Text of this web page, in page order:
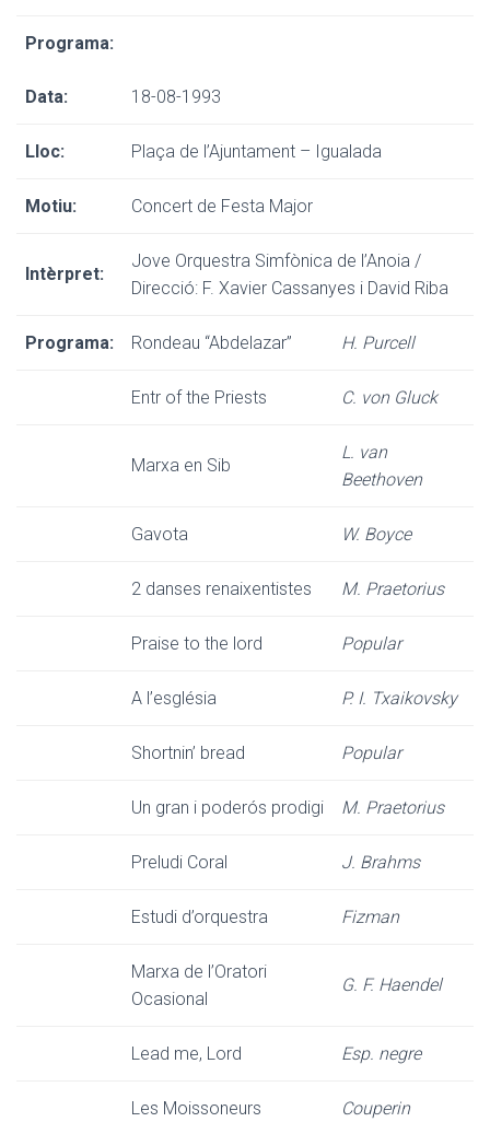
Programa:
Data: 18-08-1993
Lloc: Plaça de l’Ajuntament – Igualada
Motiu: Concert de Festa Major
Intèrpret:
Jove Orquestra Simfònica de l’Anoia /
Direcció: F. Xavier Cassanyes i David Riba
Programa: Rondeau “Abdelazar” H. Purcell
Entr of the Priests C. von Gluck
Marxa en Sib
L. van
Beethoven
Gavota W. Boyce
2 danses renaixentistes M. Praetorius
Praise to the lord Popular
A l’església P. I. Txaikovsky
Shortnin’ bread Popular
Un gran i poderós prodigi M. Praetorius
Preludi Coral J. Brahms
Estudi d’orquestra Fizman
Marxa de l’Oratori
Ocasional
G. F. Haendel
Lead me, Lord Esp. negre
Les Moissoneurs Couperin